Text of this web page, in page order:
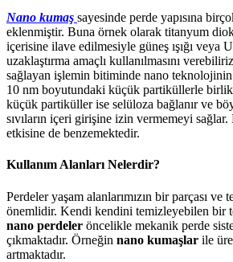
Nano kumaş sayesinde perde yapısına
eklenmiştir. Buna örnek olarak titanyum
içerisine ilave edilmesiyle güneş ışığı veya
uzaklaştırma amaçlı kullanılmasını
sağlayan işlemin bitiminde nano teknolojinin
10 nm boyutundaki küçük partiküllerle
küçük partiküller ise selüloza bağlanır ve
sıvıların içeri girişine izin vermemeyi
etkisine de benzemektedir.
Kullanım Alanları Nelerdir?
Perdeler yaşam alanlarımızın bir parçası
önemlidir. Kendi kendini temizleyebilen bir
nano perdeler öncelikle mekanik perde
çıkmaktadır. Örneğin nano kumaşlar ile
artmaktadır.